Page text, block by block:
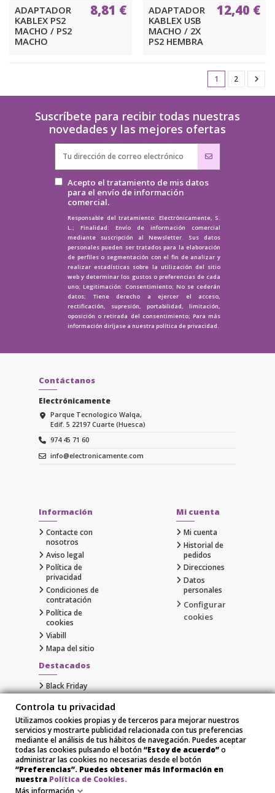
ADAPTADOR
KABLEX PS2
MACHO / PS2
MACHO
8,81 €
ADAPTADOR
KABLEX USB
MACHO / 2X
PS2 HEMBRA
12,40 €
1 2
Suscríbete para recibir todas nuestras
novedades y las mejores ofertas
Acepto el tratamiento de mis datos
para el envío de información
comercial.
Responsable del tratamiento: Electrónicamente, S.
L.; Finalidad: Envío de información comercial
mediante suscripción al Newsletter. Sus datos
personales pueden ser tratados para la elaboración
de perfiles o segmentación con el fin de analizar y
realizar estadísticas sobre la utilización del sitio
web y determinar los gustos o preferencias de cada
uno; Legitimación: Consentimiento; No se cederán
datos; Tiene derecho a ejercer el acceso,
rectificación, supresión, portabilidad, limitación,
oposición o retirada del consentimiento; Para más
información diríjase a nuestra política de privacidad.
Contáctanos
Electrónicamente
Parque Tecnologico Walqa,
Edif. 5 22197 Cuarte (Huesca)
974 45 71 60
info@electronicamente.com
Información
Contacte con
nosotros
Aviso legal
Política de
privacidad
Condiciones de
contratación
Política de
cookies
Viabill
Mapa del sitio
Mi cuenta
Mi cuenta
Historial de
pedidos
Direcciones
Datos
personales
Configurar
cookies
Destacados
Black Friday
Gaming
Comprar Apple al Mejor Precio
Samsung
Xiaomi
Controla tu privacidad
Utilizamos cookies propias y de terceros para mejorar nuestros
servicios y mostrarte publicidad relacionada con tus preferencias
mediante el análisis de tus hábitos de navegación. Puedes aceptar
todas las cookies pulsando el botón“Estoy de acuerdo”o
administrar las cookies no necesarias desde el botón
“Preferencias”. Puedes obtener más información en
nuestra Política de Cookies.
Más información